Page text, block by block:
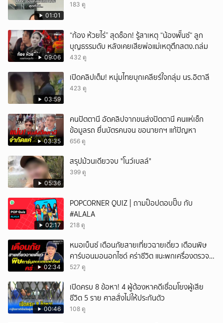
01:01
183 ดู
09:06
“ก้อง ห้วยไร่” สุดช็อก! รู้สาเหตุ “น้องพั๊นซ์“ ลูก
บุญธรรมดับ หลังเคยเสียพ่อแม่เหตุตึกสตง.ถล่ม
432 ดู
03:59
เปิดคลิปเต็ม! หนุ่มไทยบุกเคลียร์ใจกลุ่ม นร.อิตาลี
423 ดู
03:35
คนปัตตานี อัดคลิปจากขนส่งปัตตานี คนแห่เช็ก
ข้อมูลรถ ยื่นบัตรคนจน ขอนายกฯ แก้ปัญหา
656 ดู
05:36
สรุปม้วนเดียวจบ "โนว์เบลล์"
399 ดู
02:17
POPCORNER QUIZ | ถามป็อปตอบปั๊บ กับ
#ALALA
218 ดู
02:34
หมอเบ็นซ์ เตือนภัยสายเที่ยวฉายเดี่ยว เตือนพิษ
คาร์บอนมอนอกไซด์ คร่าชีวิต แนะพกเครื่องตรวจ
วัดติดตัว
527 ดู
00:46
เปิดครบ 8 ข้อหา! 4 ผู้ต้องหาคดีเชื่อมโยงผู้เสีย
ชีวิต 5 ราย ศาลสั่งไม่ให้ประกันตัว
108 ดู